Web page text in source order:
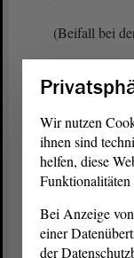
(Beifall bei
zu sagen,
geäußert hat,
wurde. Ihre
Kenntnis
Zu Herrn
Wir nutzen
ihnen sind
helfen, diese
Bei Anzeige
einer
der